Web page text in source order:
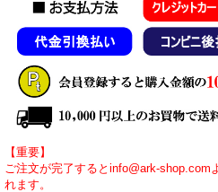
【重要】
ご注文が完了するとinfo@ark-shop.com
れます。